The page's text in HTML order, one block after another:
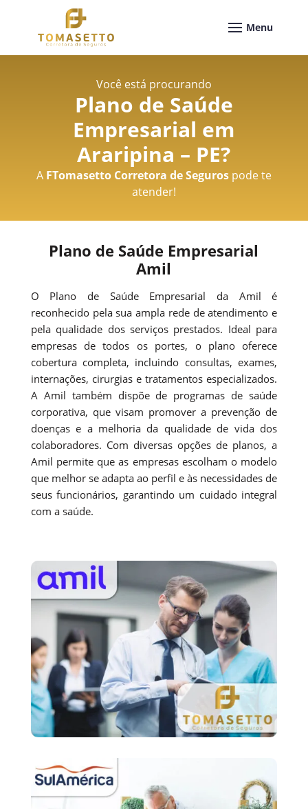
Você está procurando
Plano de Saúde
Empresarial em
Araripina – PE?
A FTomasetto Corretora de Segurospode te
atender!
Plano de Saúde Empresarial
Amil
O Plano de Saúde Empresarial da Amil é
reconhecido pela sua ampla rede de atendimento e
pela qualidade dos serviços prestados. Ideal para
empresas de todos os portes, o plano oferece
cobertura completa, incluindo consultas, exames,
internações, cirurgias e tratamentos especializados.
A Amil também dispõe de programas de saúde
corporativa, que visam promover a prevenção de
doenças e a melhoria da qualidade de vida dos
colaboradores. Com diversas opções de planos, a
Amil permite que as empresas escolham o modelo
que melhor se adapta ao perfil e às necessidades de
seus funcionários, garantindo um cuidado integral
com a saúde.